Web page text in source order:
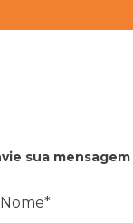
sua mensagem